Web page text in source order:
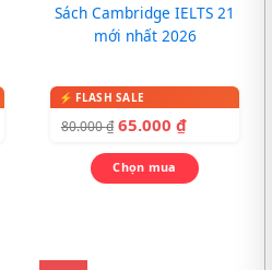
Sách Cambridge IELTS 21
mới nhất 2026
80.000₫ 65.000 ₫
Chọn mua